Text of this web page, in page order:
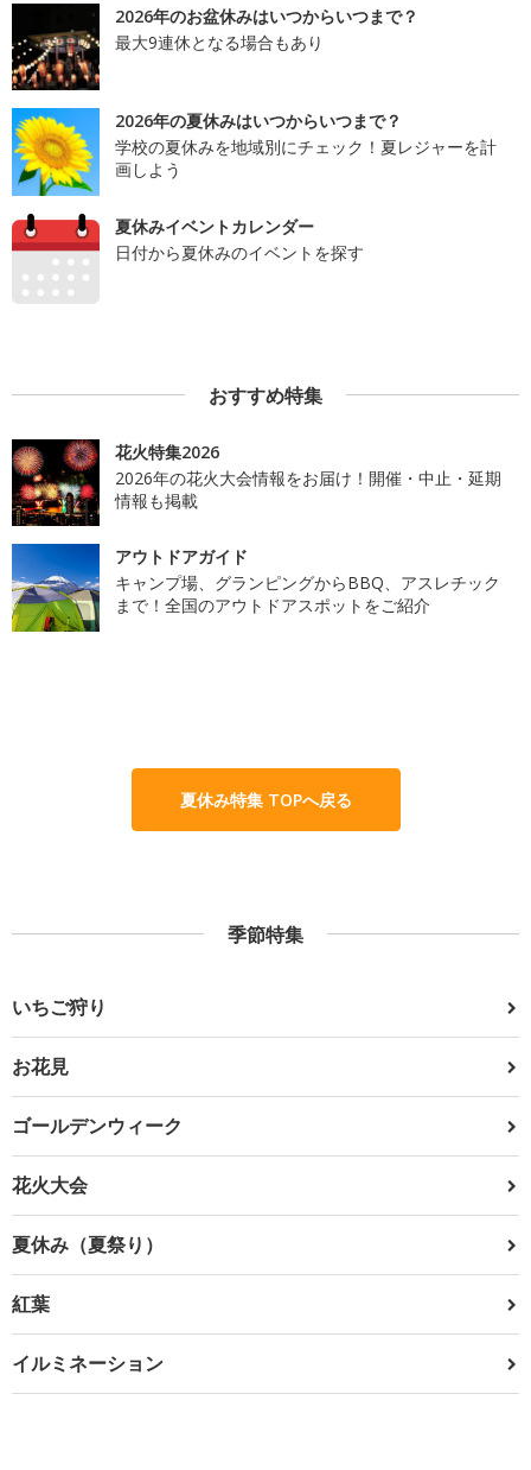
2026年のお盆休みはいつからいつまで？
最大9連休となる場合もあり
2026年の夏休みはいつからいつまで？
学校の夏休みを地域別にチェック！夏レジャーを計
画しよう
夏休みイベントカレンダー
日付から夏休みのイベントを探す
おすすめ特集
花火特集2026
2026年の花火大会情報をお届け！開催・中止・延期
情報も掲載
アウトドアガイド
キャンプ場、グランピングからBBQ、アスレチック
まで！全国のアウトドアスポットをご紹介
夏休み特集 TOPへ戻る
季節特集
いちご狩り
お花見
ゴールデンウィーク
花火大会
夏休み（夏祭り）
紅葉
イルミネーション